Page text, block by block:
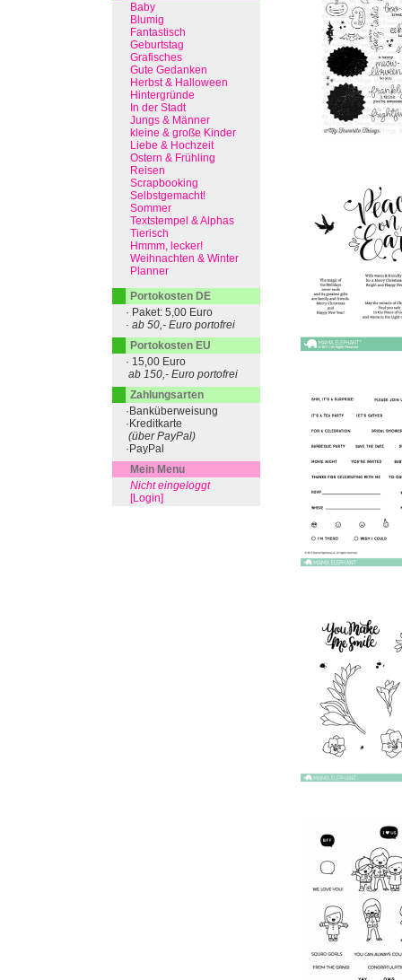
Baby
Blumig
Fantastisch
Geburtstag
Grafisches
Gute Gedanken
Herbst & Halloween
Hintergründe
In der Stadt
Jungs & Männer
kleine & große Kinder
Liebe & Hochzeit
Ostern & Frühling
Reisen
Scrapbooking
Selbstgemacht!
Sommer
Textstempel & Alphas
Tierisch
Hmmm, lecker!
Weihnachten & Winter
Planner
Portokosten DE
· Paket: 5,00 Euro
· ab 50,- Euro portofrei
Portokosten EU
· 15,00 Euro
ab 150,- Euro portofrei
Zahlungsarten
·Banküberweisung
·Kreditkarte
(über PayPal)
·PayPal
Mein Menu
Nicht eingeloggt
[Login]